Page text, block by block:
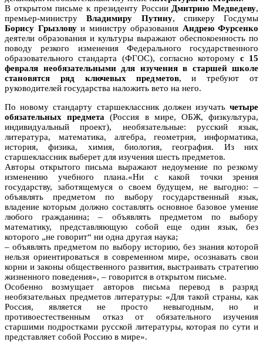
В открытом письме к президенту России Дмитрию Медведеву,
премьер-министруВладимиру Путину, спикеру Госдумы
Борису Грызловуи министру образования Андрею Фурсенко
деятели образования и культуры выражают обеспокоенность по
поводу резкого изменения Федерального государственного
образовательного стандарта (ФГОС), согласно которому с 15
февраля необязательными для изучения в старшей школе
становятся ряд ключевых предметов, и требуют от
руководителей государства наложить вето на него.
По новому стандарту старшеклассник должен изучать четыре
обязательных предмета (Россия в мире, ОБЖ, физкультура,
индивидуальный проект), необязательные: русский язык,
литература, математика, алгебра, геометрия, информатика,
история, физика, химия, биология, география. Из них
старшеклассник выберет для изучения шесть предметов.
Авторы открытого письма выражают недоумение по резкому
изменению учебного плана.«Ни с какой точки зрения
государству, заботящемуся о своем будущем, не выгодно: –
объявлять предметом по выбору государственный язык,
владение которым должно составлять основное базовое умение
любого гражданина; – объявлять предметом по выбору
математику, представляющую собой еще один язык, без
которого „не говорит“ ни одна другая наука;
– объявлять предметом по выбору историю, без знания которой
нельзя ориентироваться в современном мире, осознавать свои
корни и законы общественного развития, выстраивать стратегию
жизненного поведения», – говорится в открытом письме.
Особенно возмущает авторов письма перевод в разряд
необязательных предметов литературы: «Для такой страны, как
Россия, является не просто невыгодным, но и
противоестественным отказ от обязательного изучения
старшими подростками русской литературы, которая по сути и
представляет собой Россию в мире».